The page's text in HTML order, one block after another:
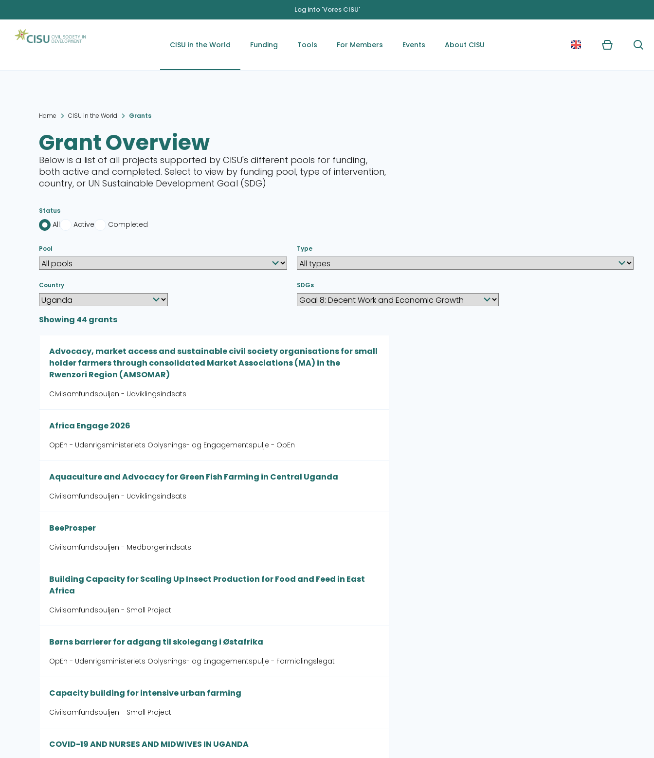
Log into 'Vores CISU'
CISU in the World Funding Tools For Members Events About CISU Kurv Søg
Home CISU in the World Grants
Grant Overview
Below is a list of all projects supported by CISU's different pools for funding,
both active and completed. Select to view by funding pool, type of intervention,
country, or UN Sustainable Development Goal (SDG)
Status
All Active Completed
Pool Type
Country SDGs
Showing 44 grants
Advocacy, market access and sustainable civil society organisations for small
holder farmers through consolidated Market Associations (MA) in the
Rwenzori Region (AMSOMAR)
Civilsamfundspuljen - Udviklingsindsats
Africa Engage 2026
OpEn - Udenrigsministeriets Oplysnings- og Engagementspulje - OpEn
Aquaculture and Advocacy for Green Fish Farming in Central Uganda
Civilsamfundspuljen - Udviklingsindsats
BeeProsper
Civilsamfundspuljen - Medborgerindsats
Building Capacity for Scaling Up Insect Production for Food and Feed in East
Africa
Civilsamfundspuljen - Small Project
Børns barrierer for adgang til skolegang i Østafrika
OpEn - Udenrigsministeriets Oplysnings- og Engagementspulje - Formidlingslegat
Capacity building for intensive urban farming
Civilsamfundspuljen - Small Project
COVID-19 AND NURSES AND MIDWIVES IN UGANDA